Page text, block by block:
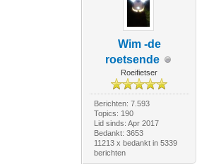
Wim -de
roetsende
Roeifietser
Berichten: 7.593
Topics: 190
Lid sinds: Apr 2017
Bedankt: 3653
11213 x bedankt in 5339
berichten